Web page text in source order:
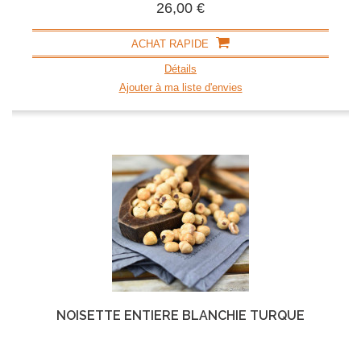
26,00 €
ACHAT RAPIDE
Détails
Ajouter à ma liste d'envies
NOISETTE ENTIÈRE BLANCHIE TURQUE